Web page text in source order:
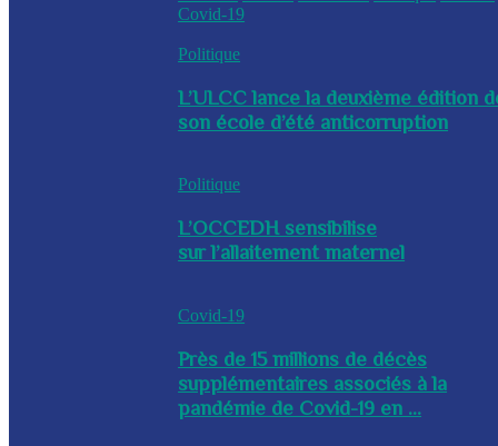
Covid-19
Politique
L’ULCC lance la deuxième édition
son école d’été anticorruption
Politique
L’OCCEDH sensibilise
sur l’allaitement maternel
Covid-19
Près de 15 millions de décès
supplémentaires associés à la
pandémie de Covid-19 en ...